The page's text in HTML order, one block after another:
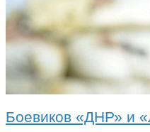
Боевиков «ДНР» и